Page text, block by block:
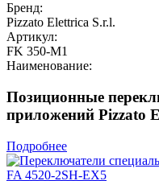
Бренд:
Pizzato Elettrica S.r.l.
Артикул:
FK 350-M1
Наименование:
Позиционные
приложений Pizzato
Подробнее